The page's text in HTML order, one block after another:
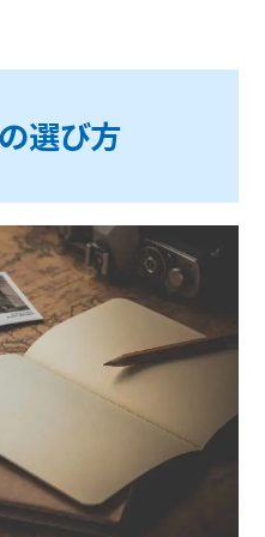
選び方